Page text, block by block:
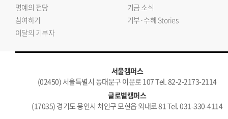
명예의 전당
기금 소식
참여하기
기부·수혜 Stories
이달의 기부자
서울캠퍼스
(02450) 서울특별시 동대문구 이문로 107 Tel. 82-2-2173-2114
글로벌캠퍼스
(17035) 경기도 용인시 처인구 모현읍 외대로 81 Tel. 031-330-4114